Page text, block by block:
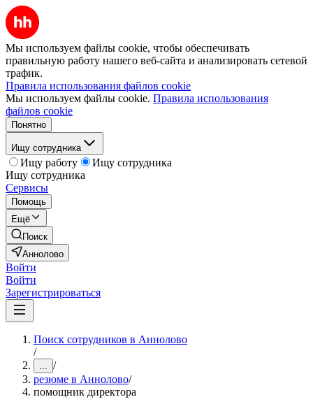
Мы используем файлы cookie, чтобы обеспечивать
правильную работу нашего веб-сайта и анализировать сетевой
трафик.
Правила использования файлов cookie
Мы используем файлы cookie. Правила использования
файлов cookie
Понятно
Ищу сотрудника
Ищу работу
Ищу сотрудника
Ищу сотрудника
Сервисы
Помощь
Ещё
Поиск
Аннолово
Войти
Войти
Зарегистрироваться
Поиск сотрудников в Аннолово
/
... /
резюме в Аннолово/
помощник директора